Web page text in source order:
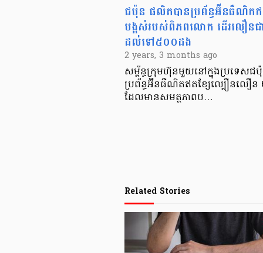
ជប៉ុន ផលិតបានប្រព័ន្ធអ៊ីនធឺណិត
បង្អស់របស់ពិភពលោក ដើរលឿន
ដល់ទៅ៥០០ដង
2 years, 3 months ago
សម្ព័ន្ធក្រុមហ៊ុនមួយនៅក្នុងប្រទេសជប៉ុ
ប្រព័ន្ធអ៊ីនធឺណិតឥតខ្សែល្បឿនលឿ
ដែលមានសមត្ថភាពប…
Related Stories